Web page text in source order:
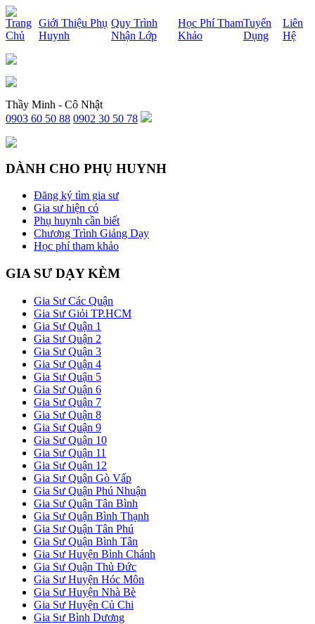
x
Trang
Chủ
Giới Thiệu Phụ
Huynh
Quy Trình
Nhận Lớp
Học Phí Tham
Khảo
Tuyển
Dụng
Liên
Hệ
Thầy Minh - Cô Nhật
0903 60 50 88 0902 30 50 78
DÀNH CHO PHỤ HUYNH
Đăng ký tìm gia sư
Gia sư hiện có
Phụ huynh cần biết
Chương Trình Giảng Dạy
Học phí tham khảo
GIA SƯ DẠY KÈM
Gia Sư Các Quận
Gia Sư Giỏi TP.HCM
Gia Sư Quận 1
Gia Sư Quận 2
Gia Sư Quận 3
Gia Sư Quận 4
Gia Sư Quận 5
Gia Sư Quận 6
Gia Sư Quận 7
Gia Sư Quận 8
Gia Sư Quận 9
Gia Sư Quận 10
Gia Sư Quận 11
Gia Sư Quận 12
Gia Sư Quận Gò Vấp
Gia Sư Quận Phú Nhuận
Gia Sư Quận Tân Bình
Gia Sư Quận Bình Thạnh
Gia Sư Quận Tân Phú
Gia Sư Quận Bình Tân
Gia Sư Huyện Bình Chánh
Gia Sư Quận Thủ Đức
Gia Sư Huyện Hóc Môn
Gia Sư Huyện Nhà Bè
Gia Sư Huyện Củ Chi
Gia Sư Bình Dương